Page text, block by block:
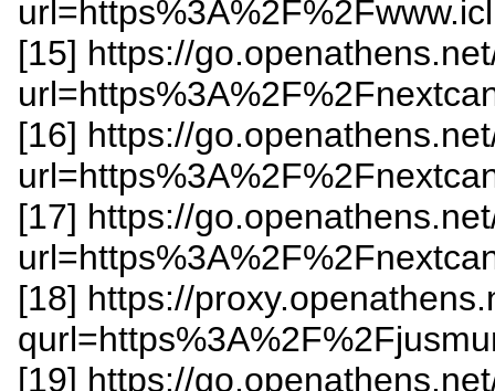
[15] https://
[16] https://
[17] https://
[18] https://
[19] https://